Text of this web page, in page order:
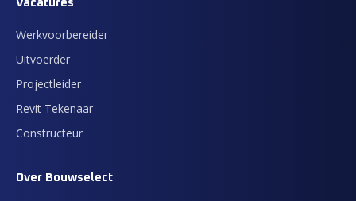
Vacatures
Werkvoorbereider
Uitvoerder
Projectleider
Revit Tekenaar
Constructeur
Over Bouwselect